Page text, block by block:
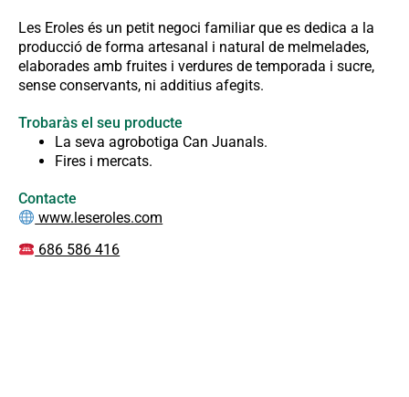
Les Eroles és un petit negoci familiar que es dedica a la
producció de forma artesanal i natural de melmelades,
elaborades amb fruites i verdures de temporada i sucre,
sense conservants, ni additius afegits.
Trobaràs el seu producte
La seva agrobotiga Can Juanals.
Fires i mercats.
Contacte
www.leseroles.com
686 586 416